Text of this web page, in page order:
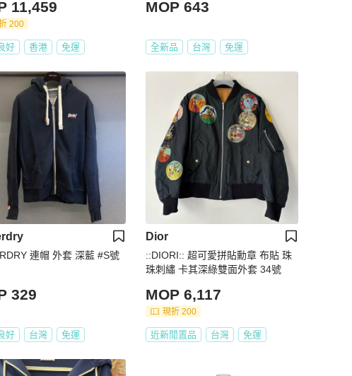
11,459
200
好 香港 免運
MOP 643
全新品 台灣 免運
連帽 外套 深藍 #S號
329
好 台灣 免運
Dior
::DIORI:: 超可愛拼貼勳章 布貼 珠
珠刺繡 卡其深綠雙面外套 34號
MOP 6,117
現折 200
近新閒置品 台灣 免運